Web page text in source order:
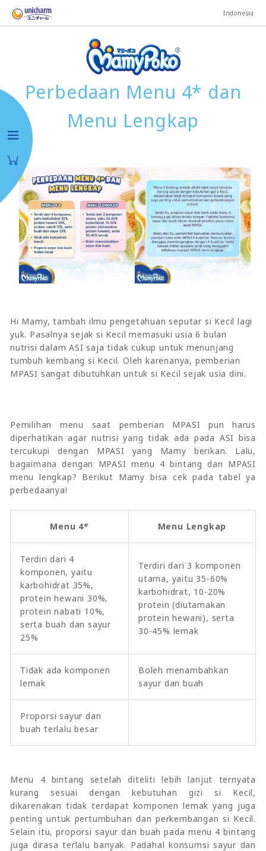
Indonesia
Perbedaan Menu 4* dan
Menu Lengkap
Hi Mamy, tambah ilmu pengetahuan seputar si Kecil lagi
yuk. Pasalnya sejak si Kecil memasuki usia 6 bulan
nutrisi dalam ASI saja tidak cukup untuk menunjang
tumbuh kembang si Kecil. Oleh karenanya, pemberian
MPASI sangat dibutuhkan untuk si Kecil sejak usia dini.
Pemilihan menu saat pemberian MPASI pun harus
diperhatikan agar nutrisi yang tidak ada pada ASI bisa
tercukupi dengan MPASI yang Mamy berikan. Lalu,
bagaimana dengan MPASI menu 4 bintang dan MPASI
menu lengkap? Berikut Mamy bisa cek pada tabel ya
perbedaanya!
Menu 4* Menu Lengkap
Terdiri dari 4
komponen, yaitu
karbohidrat 35%,
protein hewani 30%,
protein nabati 10%,
serta buah dan sayur
25%
Terdiri dari 3 komponen
utama, yaitu 35-60%
karbohidrat, 10-20%
protein (diutamakan
protein hewani), serta
30-45% lemak
Tidak ada komponen
lemak
Boleh menambahkan
sayur dan buah
Proporsi sayur dan
buah terlalu besar
Menu 4 bintang setelah diteliti lebih lanjut ternyata
kurang sesuai dengan kebutuhan gizi si Kecil,
dikarenakan tidak terdapat komponen lemak yang juga
penting untuk pertumbuhan dan perkembangan si Kecil.
Selain itu, proporsi sayur dan buah pada menu 4 bintang
juga dirasa terlalu banyak. Padahal konsumsi sayur dan